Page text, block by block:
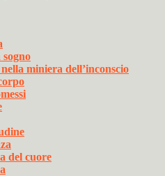
miniera dell’inconscio
del cuore